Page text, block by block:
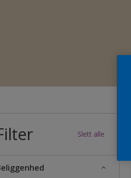
Slett alle
Beliggenhed